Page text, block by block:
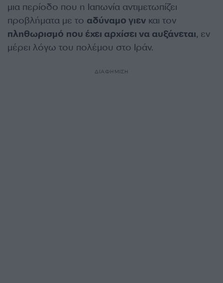
μια περίοδο που η Ιαπωνία αντιμετωπίζει
προβλήματα με το αδύναμο γιεν και τον
πληθωρισμό που έχει αρχίσει να αυξάνεται, εν
μέρει λόγω του πολέμου στο Ιράν.
ΔΙΑΦΗΜΙΣΗ